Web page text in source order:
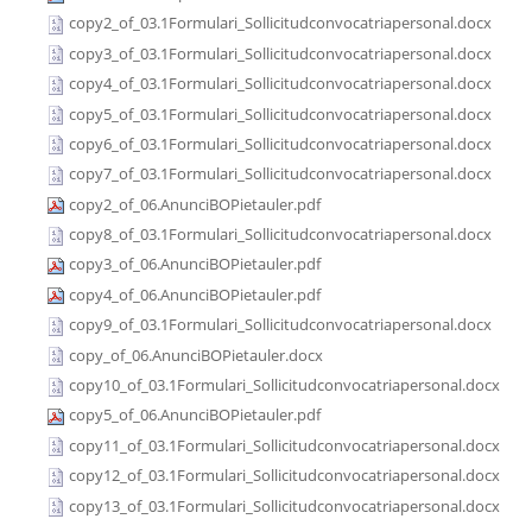
copy2_of_03.1Formulari_Sollicitudconvocatriapersonal.docx
copy3_of_03.1Formulari_Sollicitudconvocatriapersonal.docx
copy4_of_03.1Formulari_Sollicitudconvocatriapersonal.docx
copy5_of_03.1Formulari_Sollicitudconvocatriapersonal.docx
copy6_of_03.1Formulari_Sollicitudconvocatriapersonal.docx
copy7_of_03.1Formulari_Sollicitudconvocatriapersonal.docx
copy2_of_06.AnunciBOPietauler.pdf
copy8_of_03.1Formulari_Sollicitudconvocatriapersonal.docx
copy3_of_06.AnunciBOPietauler.pdf
copy4_of_06.AnunciBOPietauler.pdf
copy9_of_03.1Formulari_Sollicitudconvocatriapersonal.docx
copy_of_06.AnunciBOPietauler.docx
copy10_of_03.1Formulari_Sollicitudconvocatriapersonal.docx
copy5_of_06.AnunciBOPietauler.pdf
copy11_of_03.1Formulari_Sollicitudconvocatriapersonal.docx
copy12_of_03.1Formulari_Sollicitudconvocatriapersonal.docx
copy13_of_03.1Formulari_Sollicitudconvocatriapersonal.docx